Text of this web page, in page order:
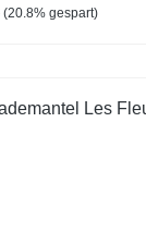
Preis:
(20.8% gespart)